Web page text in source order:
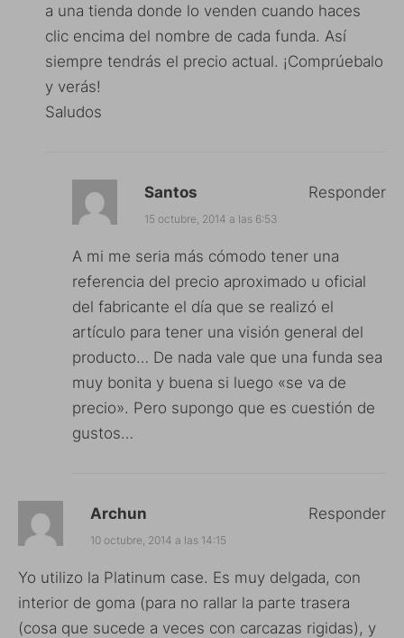
a una tienda donde lo venden cuando haces
clic encima del nombre de cada funda. Así
siempre tendrás el precio actual. ¡Comprúebalo
y verás!
Saludos
Santos
15 octubre, 2014 a las 6:53
A mi me seria más cómodo tener una
referencia del precio aproximado u oficial
del fabricante el día que se realizó el
artículo para tener una visión general del
producto… De nada vale que una funda sea
muy bonita y buena si luego «se va de
precio». Pero supongo que es cuestión de
gustos…
Responder
Archun
10 octubre, 2014 a las 14:15
Yo utilizo la Platinum case. Es muy delgada, con
interior de goma (para no rallar la parte trasera
(cosa que sucede a veces con carcazas rigidas), y
Responder